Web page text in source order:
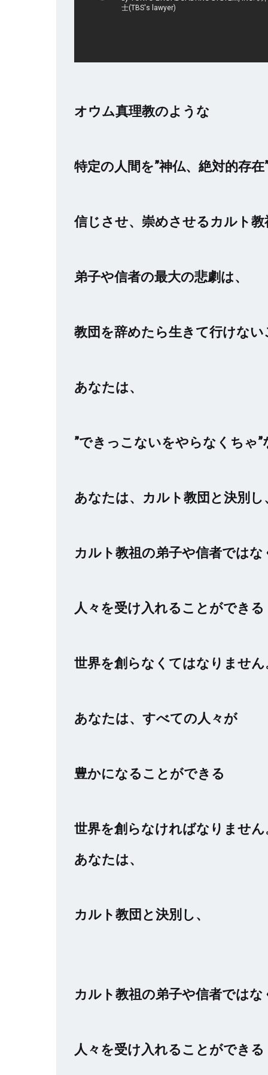
オウム真理教のような
特定の人間を”神仏、絶対的存在
信じさせ、崇めさせるカルト教
弟子や信者の最大の悲劇は、
教団を辞めたら生きて行けない
あなたは、
”できっこないをやらなくちゃ”
あなたは、カルト教団と決別し
カルト教祖の弟子や信者ではな
人々を受け入れることができる
世界を創らなくてはなりません
あなたは、すべての人々が
豊かになることができる
世界を創らなければなりません
あなたは、
カルト教団と決別し、
カルト教祖の弟子や信者ではな
人々を受け入れることができる